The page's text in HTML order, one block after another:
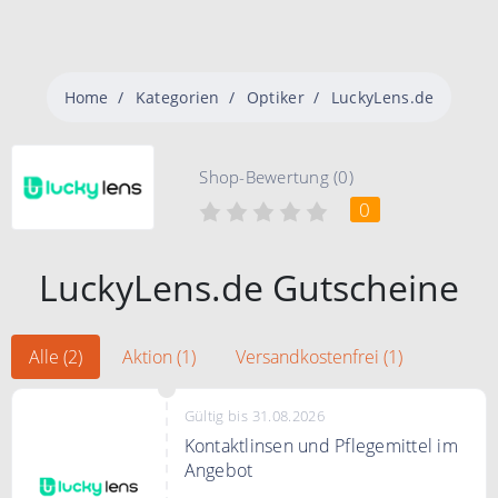
Home Kategorien Optiker LuckyLens.de
Shop-Bewertung (0)
0
LuckyLens.de Gutscheine
Alle (2) Aktion (1) Versandkostenfrei (1)
Gültig bis 31.08.2026
Kontaktlinsen und Pflegemittel im
Angebot